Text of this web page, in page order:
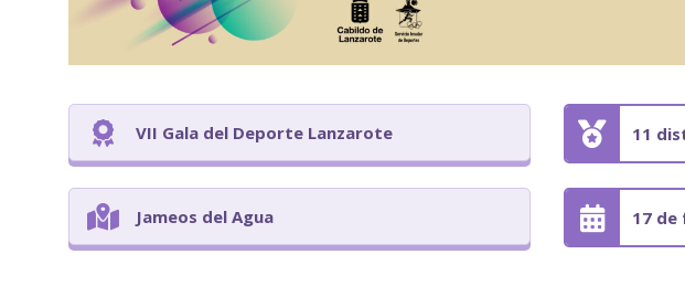
VII Gala del Deporte Lanzarote 11
Jameos del Agua 17 de